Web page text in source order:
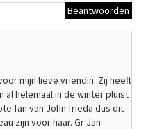
Beantwoorden
mijn lieve vriendin. Zij heeft
al helemaal in de winter pluist
fan van John frieda dus dit
zijn voor haar. Gr Jan.